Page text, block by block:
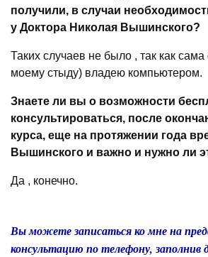
получили, в случаи
у Доктора Николая Вышинского?
Таких случаев не было , так как сама
моему стыду) владею компьютером.
Знаете ли вы о возможности
консультироваться, после
курса, еще на протяжении года
Вышинского и важно и нужно ли
Да , конечно.
Вы можете записаться ко мне на
консультацию по телефону, заполнив